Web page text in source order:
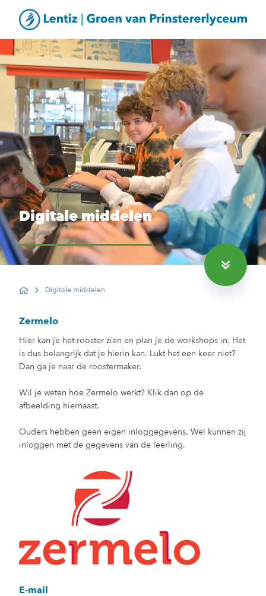
Digitale middelen
HomeDigitale middelen
Zermelo
Hier kan je het rooster zien en plan je de workshops in. Het
is dus belangrijk dat je hierin kan. Lukt het een keer niet?
Dan ga je naar de roostermaker.
Wil je weten hoe Zermelo werkt? Klik dan op de
afbeelding hiernaast.
Ouders hebben geen eigen inloggegevens. Wel kunnen zij
inloggen met de gegevens van de leerling.
E-mail